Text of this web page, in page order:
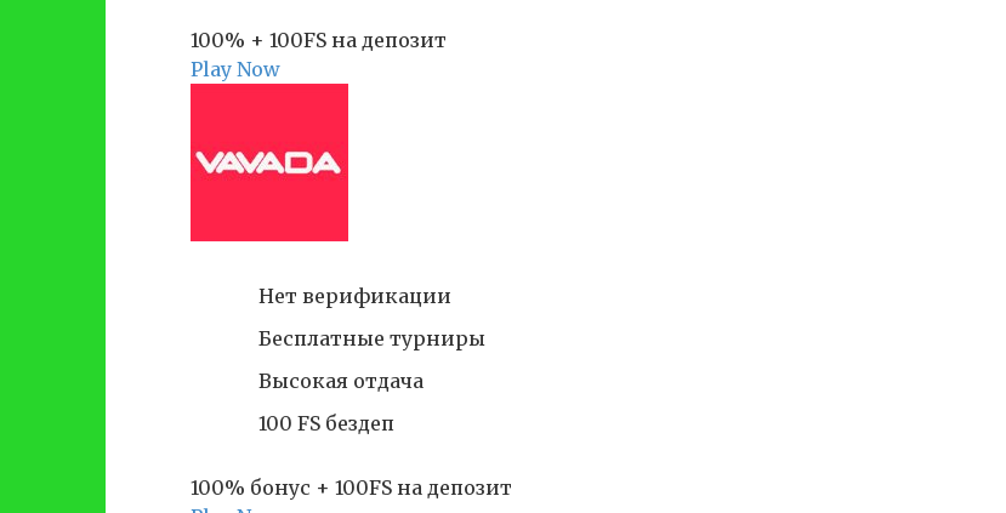
100% + 100FS на депозит
Play Now
Нет верификации
Бесплатные турниры
Высокая отдача
100 FS бездеп
100% бонус + 100FS на депозит